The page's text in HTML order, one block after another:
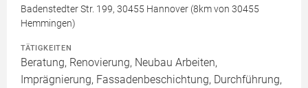
Badenstedter Str. 199, 30455 Hannover (8km von 30455
Hemmingen)
TÄTIGKEITEN
Beratung, Renovierung, Neubau Arbeiten,
Imprägnierung, Fassadenbeschichtung, Durchführung,